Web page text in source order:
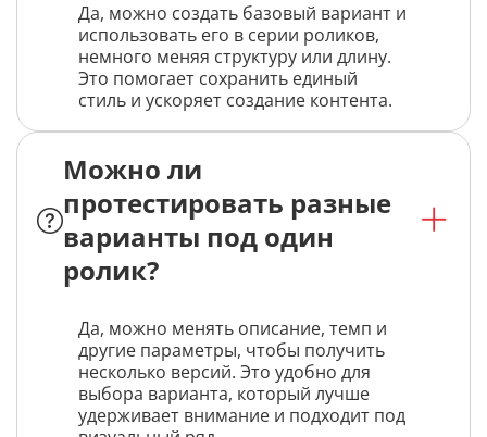
Да, можно создать базовый вариант и
использовать его в серии роликов,
немного меняя структуру или длину.
Это помогает сохранить единый
стиль и ускоряет создание контента.
Можно ли
протестировать разные
варианты под один
ролик?
Да, можно менять описание, темп и
другие параметры, чтобы получить
несколько версий. Это удобно для
выбора варианта, который лучше
удерживает внимание и подходит под